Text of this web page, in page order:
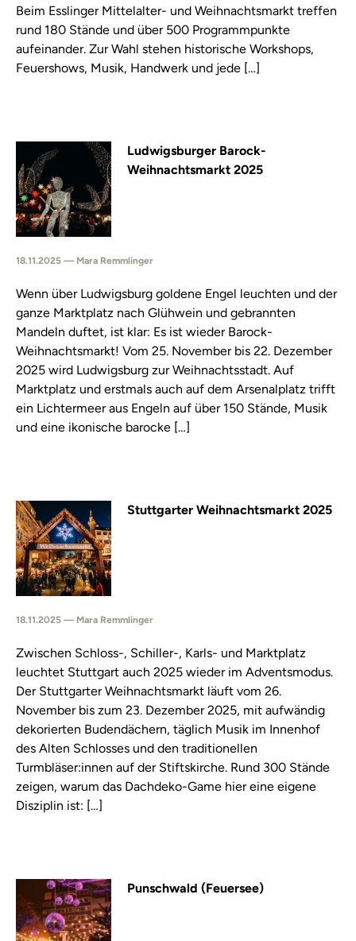
Beim Esslinger Mittelalter- und Weihnachtsmarkt treffen
rund 180 Stände und über 500 Programmpunkte
aufeinander. Zur Wahl stehen historische Workshops,
Feuershows, Musik, Handwerk und jede […]
Ludwigsburger Barock-
Weihnachtsmarkt 2025
18.11.2025 — Mara Remmlinger
Wenn über Ludwigsburg goldene Engel leuchten und der
ganze Marktplatz nach Glühwein und gebrannten
Mandeln duftet, ist klar: Es ist wieder Barock-
Weihnachtsmarkt! Vom 25. November bis 22. Dezember
2025 wird Ludwigsburg zur Weihnachtsstadt. Auf
Marktplatz und erstmals auch auf dem Arsenalplatz trifft
ein Lichtermeer aus Engeln auf über 150 Stände, Musik
und eine ikonische barocke […]
Stuttgarter Weihnachtsmarkt 2025
18.11.2025 — Mara Remmlinger
Zwischen Schloss-, Schiller-, Karls- und Marktplatz
leuchtet Stuttgart auch 2025 wieder im Adventsmodus.
Der Stuttgarter Weihnachtsmarkt läuft vom 26.
November bis zum 23. Dezember 2025, mit aufwändig
dekorierten Budendächern, täglich Musik im Innenhof
des Alten Schlosses und den traditionellen
Turmbläser:innen auf der Stiftskirche. Rund 300 Stände
zeigen, warum das Dachdeko-Game hier eine eigene
Disziplin ist: […]
Punschwald (Feuersee)